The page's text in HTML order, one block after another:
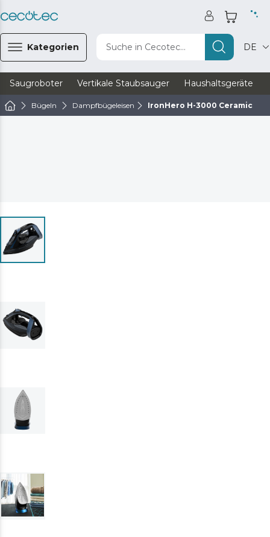
Kategorien Suche in Cecotec... DE
Saugroboter Vertikale Staubsauger Haushaltsgeräte
Bügeln Dampfbügeleisen IronHero H-3000 Ceramic